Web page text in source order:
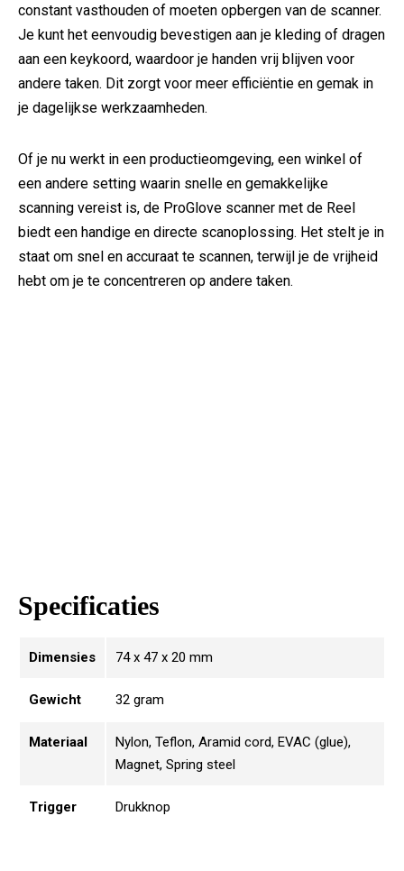
constant vasthouden of moeten opbergen van de scanner.
Je kunt het eenvoudig bevestigen aan je kleding of dragen
aan een keykoord, waardoor je handen vrij blijven voor
andere taken. Dit zorgt voor meer efficiëntie en gemak in
je dagelijkse werkzaamheden.
Of je nu werkt in een productieomgeving, een winkel of
een andere setting waarin snelle en gemakkelijke
scanning vereist is, de ProGlove scanner met de Reel
biedt een handige en directe scanoplossing. Het stelt je in
staat om snel en accuraat te scannen, terwijl je de vrijheid
hebt om je te concentreren op andere taken.
Specificaties
Dimensies 74 x 47 x 20 mm
Gewicht 32 gram
Materiaal
Nylon, Teflon, Aramid cord, EVAC (glue),
Magnet, Spring steel
Trigger Drukknop